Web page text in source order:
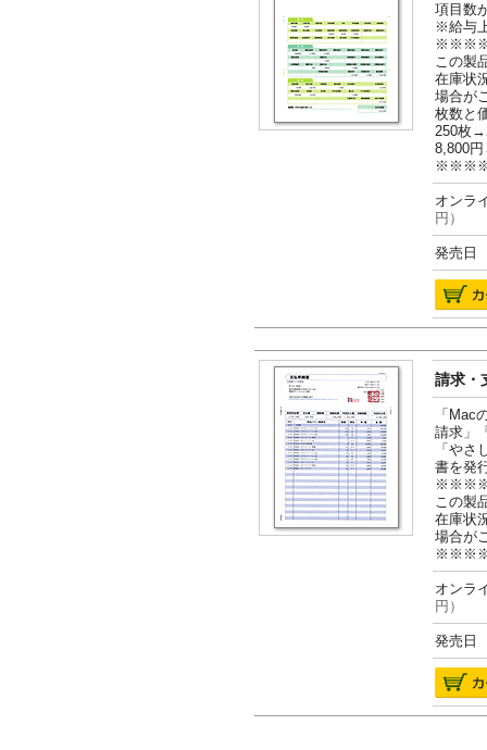
項目数
※給与
この製
在庫状
場合が
枚数と
250枚
8,800
オン
円）
発売日
請求・
「Mac
請求」
「や
書を発
この製
在庫状
場合が
オン
円）
発売日